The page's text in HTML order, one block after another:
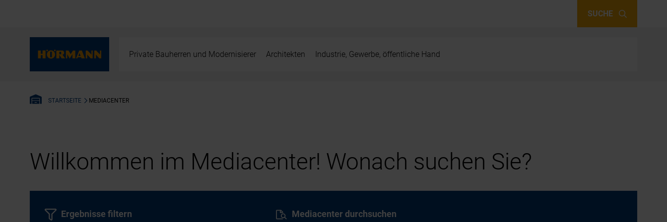
SUCHE
Private Bauherren und Modernisierer Architekten Industrie, Gewerbe, öffentliche Hand
STARTSEITE MEDIACENTER
Willkommen im Mediacenter! Wonach suchen Sie?
Mediacenter durchsuchen
Ergebnisse filtern